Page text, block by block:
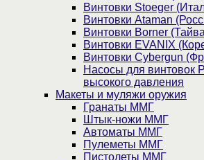
Винтовки Stoeger
Винтовки Ataman
Винтовки Borner
Винтовки EVANIX
Винтовки Cybergun
Насосы для винтовок
высокого давления
Макеты и муляжи оружия
Гранаты ММГ
Штык-ножи ММГ
Автоматы ММГ
Пулеметы ММГ
Пистолеты ММГ